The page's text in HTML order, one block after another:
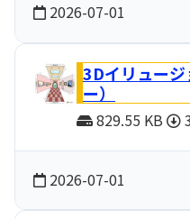
2026-07-01
3Dイリュー
ー）
829.55 KB
2026-07-01